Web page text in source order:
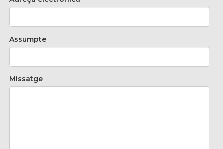
Assumpte
Missatge